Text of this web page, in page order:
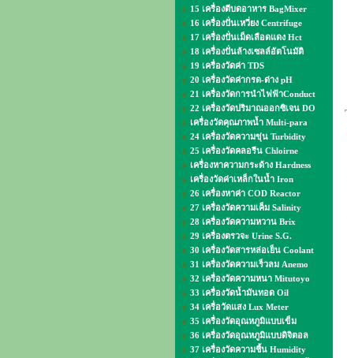
15 เครื่องตีบดอาหาร BagMixer
16 เครื่องปั่นเหวี่ยง Centrifuge
17 เครื่องปั่นเม็ดเลือดแดง Hct
18 เครื่องปั่นล้างเซลล์อัตโนมัติ
19 เครื่องวัดค่า TDS
20 เครื่องวัดค่ากรด-ด่าง pH
21 เครื่องวัดการนำไฟฟ้าConduct
22 เครื่องวัดปริมาณออกซิเจน DO
เครื่องวัดคุณภาพน้ำ Multi-para
24 เครื่องวัดความขุ่น Turbidity
25 เครื่องวัดคลอรีน Chloirne
เครื่องหาความกระด้าง Hardness
เครื่องวัดค่าเหล็กในน้ำ Iron
26 เครื่องหาค่า COD Reactor
27 เครื่องวัดความเค็ม Salinity
28 เครื่องวัดความหวาน Brix
29 เครื่องตรวจะ Urine S.G.
30 เครื่องวัดสารหล่อเย็น Coolant
31 เครื่องวัดความเร็วลม Anemo
32 เครื่องวัดความหนา Mitutoyo
33 เครื่องวัดน้ำมันทอด Oil
34 เครื่อวัดแสง Lux Meter
35 เครื่องวัดอุณหภูมิแบบเข็ม
36 เครื่องวัดอุณหภูมิแบบดิจิตอล
37 เครื่องวัดความชื้น Humidity